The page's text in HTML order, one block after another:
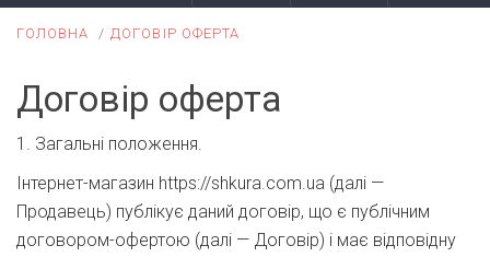
ГОЛОВНА ДОГОВІР ОФЕРТА
Договір оферта
1. Загальні положення.
Інтернет-магазин https://shkura.com.ua (далі —
Продавець) публікує даний договір, що є публічним
договором-офертою (далі — Договір) і має відповідну